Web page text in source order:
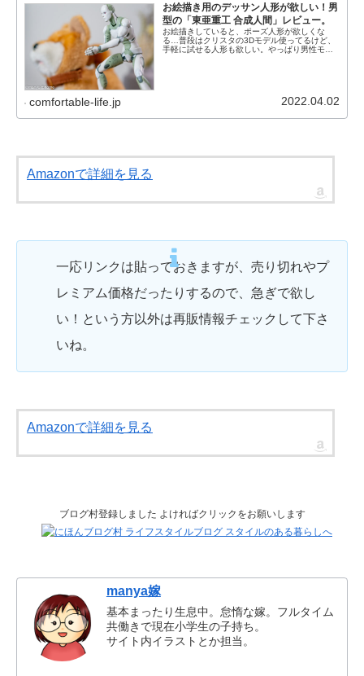
お絵描き用のデッサン人形が欲しい！男
型の「東亜重工 合成人間」レビュー。
お絵描きしていると、ポーズ人形が欲しくな
る…普段はクリスタの3Dモデル使ってるけど、
手軽に試せる人形も欲しい。やっぱり男性モデ
comfortable-life.jp 2022.04.02
Amazonで詳細を見る
一応リンクは貼っておきますが、売り切れやプ
レミアム価格だったりするので、急ぎで欲し
い！という方以外は再販情報チェックして下さ
いね。
Amazonで詳細を見る
ブログ村登録しました よければクリックをお願いします
manya嫁
基本まったり生息中。怠惰な嫁。フルタイム
共働きで現在小学生の子持ち。
サイト内イラストとか担当。